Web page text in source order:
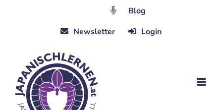
Blog
Newsletter
Login